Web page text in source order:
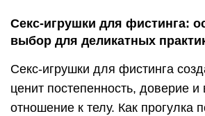
Секс-игрушки для фистинга:
выбор для деликатных
Секс-игрушки для фистинга
ценит постепенность, доверие
отношение к телу. Как прогулка